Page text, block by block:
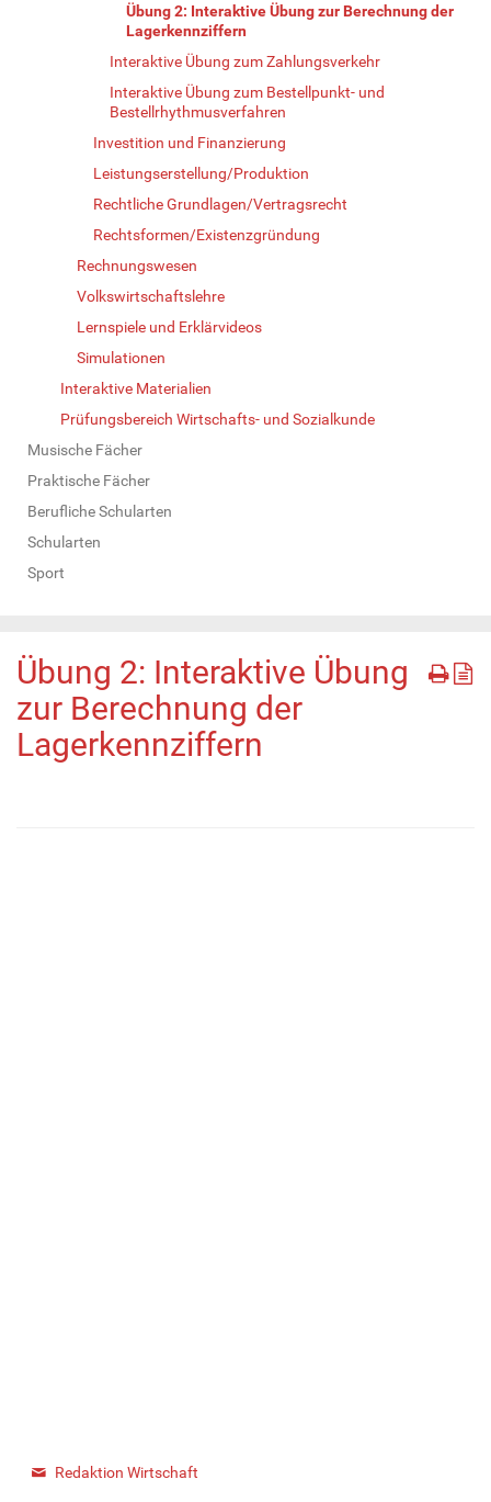
Übung 2: Interaktive Übung zur Berechnung der
Lagerkennziffern
Interaktive Übung zum Zahlungsverkehr
Interaktive Übung zum Bestellpunkt- und
Bestellrhythmusverfahren
Investition und Finanzierung
Leistungserstellung/Produktion
Rechtliche Grundlagen/Vertragsrecht
Rechtsformen/Existenzgründung
Rechnungswesen
Volkswirtschaftslehre
Lernspiele und Erklärvideos
Simulationen
Interaktive Materialien
Prüfungsbereich Wirtschafts- und Sozialkunde
Musische Fächer
Praktische Fächer
Berufliche Schularten
Schularten
Sport
Übung 2: Interaktive Übung
zur Berechnung der
Lagerkennziffern
Redaktion Wirtschaft